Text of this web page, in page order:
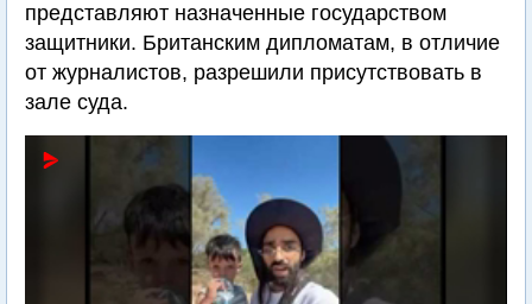
представляют назначенные государством
защитники. Британским дипломатам, в отличие
от журналистов, разрешили присутствовать в
зале суда.